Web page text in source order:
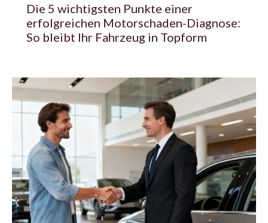
Die 5 wichtigsten Punkte einer
erfolgreichen Motorschaden-Diagnose:
So bleibt Ihr Fahrzeug in Topform